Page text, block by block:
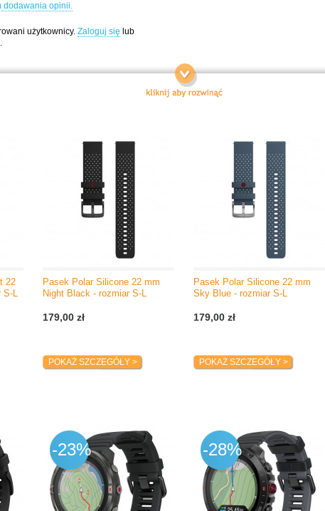
dodawania opinii.
użytkownicy. Zaloguj się lub
22
S-L
Pasek Polar Silicone 22 mm
Night Black - rozmiar S-L
179,00 zł
POKAŻ SZCZEGÓŁY >
Pasek Polar Silicone 22 mm
Sky Blue - rozmiar S-L
179,00 zł
POKAŻ SZCZEGÓŁY >
-23% -28%